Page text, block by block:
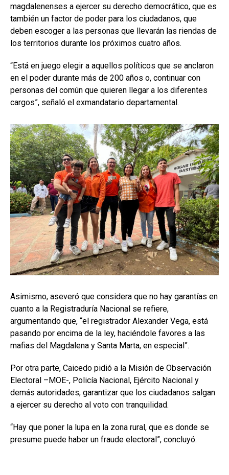
magdalenenses a ejercer su derecho democrático, que es
también un factor de poder para los ciudadanos, que
deben escoger a las personas que llevarán las riendas de
los territorios durante los próximos cuatro años.
“Está en juego elegir a aquellos políticos que se anclaron
en el poder durante más de 200 años o, continuar con
personas del común que quieren llegar a los diferentes
cargos”, señaló el exmandatario departamental.
Asimismo, aseveró que considera que no hay garantías en
cuanto a la Registraduría Nacional se refiere,
argumentando que, “el registrador Alexander Vega, está
pasando por encima de la ley, haciéndole favores a las
mafias del Magdalena y Santa Marta, en especial”.
Por otra parte, Caicedo pidió a la Misión de Observación
Electoral –MOE-, Policía Nacional, Ejército Nacional y
demás autoridades, garantizar que los ciudadanos salgan
a ejercer su derecho al voto con tranquilidad.
“Hay que poner la lupa en la zona rural, que es donde se
presume puede haber un fraude electoral”, concluyó.